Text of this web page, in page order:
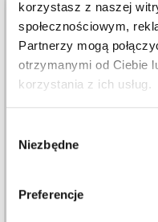
korzystasz z naszej
społecznościowym,
Partnerzy mogą
otrzymanymi od Ciebie
korzystania z ich usług.
zgody
Niezbędne
Preferencje
SCHEEPJES SOFTFUN